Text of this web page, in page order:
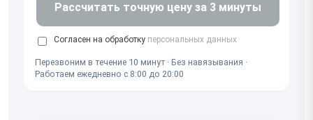
Рассчитать точную цену за 3 минуты
Согласен на обработку персональных данных
Перезвоним в течение 10 минут · Без навязывания ·
Работаем ежедневно с 8:00 до 20:00